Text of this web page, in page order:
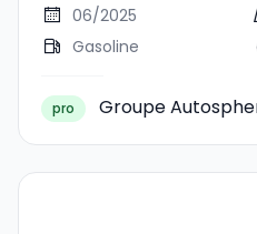
06/2025
Gasoline
pro Groupe